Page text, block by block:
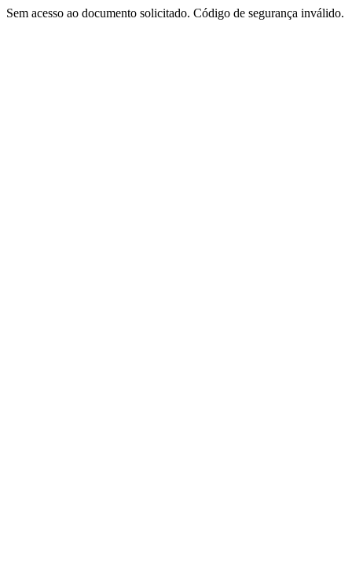
Sem acesso ao documento solicitado. Código de segurança inválido.